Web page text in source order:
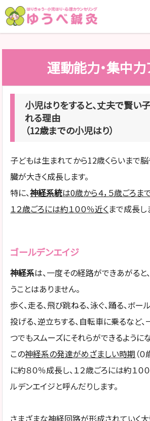
運動能力・集中力
小児はりをすると、丈夫で賢い
れる理由
（12歳までの小児はり）
子どもは生まれてから12歳くらいまで
臓が大きく成長します。
特に、神経系統は0歳から４，５歳ごろま
１２歳ごろには約１００％近くまで成長し
ゴールデンエイジ
神経系は、一度その経路ができあがると
うことはありません。
歩く、走る、飛び跳ねる、泳ぐ、踊る、ボ
投げる、逆立ちする、自転車に乗るなど、
つでもスムーズにそれらができるようにな
この神経系の発達がめざましい時期 （
に約８０％成長し、１２歳ごろには約１０
ルデンエイジと呼んだりします。
さまざまな神経回路が形成されていく大